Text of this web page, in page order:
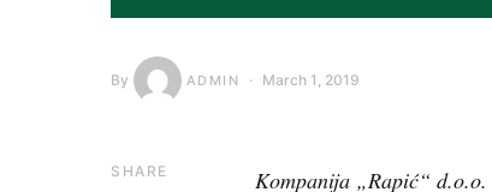
By ADMIN March 1, 2019
SHARE
Kompanija „Rapić“